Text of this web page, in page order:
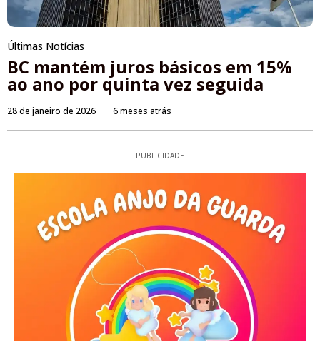
Últimas Notícias
BC mantém juros básicos em 15%
ao ano por quinta vez seguida
28 de janeiro de 2026 6 meses atrás
PUBLICIDADE